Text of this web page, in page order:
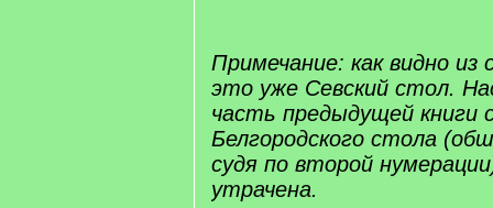
Примечание: как видно из
это уже Севский стол.
часть предыдущей книги
Белгородского стола
судя по второй
утрачена.